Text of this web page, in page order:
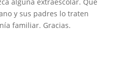
y sus padres lo traten
familiar. Gracias.